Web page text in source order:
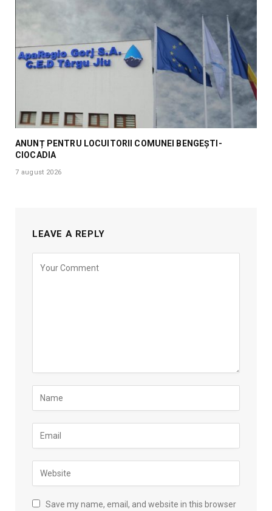
ANUNȚ PENTRU LOCUITORII COMUNEI BENGEȘTI-
CIOCADIA
7 august 2026
LEAVE A REPLY
Save my name, email, and website in this browser